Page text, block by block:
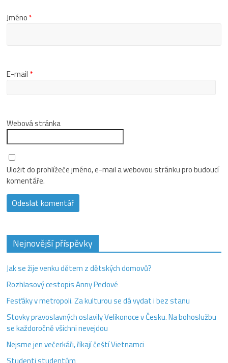
Jméno *
E-mail *
Webová stránka
Uložit do prohlížeče jméno, e-mail a webovou stránku pro budoucí
komentáře.
Nejnovější příspěvky
Jak se žije venku dětem z dětských domovů?
Rozhlasový cestopis Anny Peclové
Fesťáky v metropoli. Za kulturou se dá vydat i bez stanu
Stovky pravoslavných oslavily Velikonoce v Česku. Na bohoslužbu
se každoročně všichni nevejdou
Nejsme jen večerkáři, říkají čeští Vietnamci